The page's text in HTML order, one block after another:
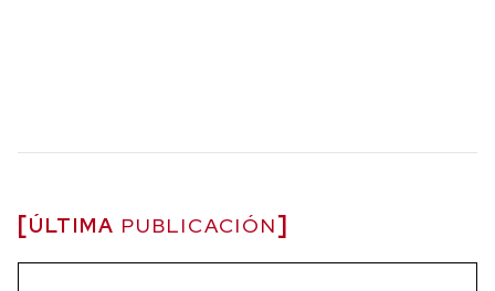
ÚLTIMA PUBLICACIÓN